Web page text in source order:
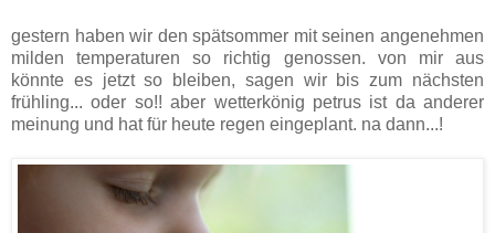
gestern haben wir den spätsommer mit seinen angenehmen
milden temperaturen so richtig genossen. von mir aus
könnte es jetzt so bleiben, sagen wir bis zum nächsten
frühling... oder so!! aber wetterkönig petrus ist da anderer
meinung und hat für heute regen eingeplant. na dann...!